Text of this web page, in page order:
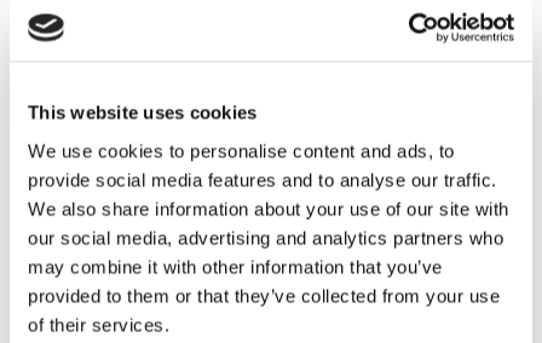
This website uses cookies
We use cookies to personalise content and ads, to
provide social media features and to analyse our traffic.
We also share information about your use of our site with
our social media, advertising and analytics partners who
may combine it with other information that you’ve
provided to them or that they’ve collected from your use
of their services.
Rez de Chaussée :
Salon - salle à manger avec cheminée, accès jardin,
Cuisine avec accès terrasse, four à gaz, réfrigérateur,
grille pain, lave vaisselle, four micro ondes, cafetière,
table de cuisson à gaz, machine à expresso, bouilloire
WC de service
Terrasse aménagée pour le petit déjeuner avec table
pour 10 personnes et coin salon
Terrasse aménagée vue mer entre les dunes de sables